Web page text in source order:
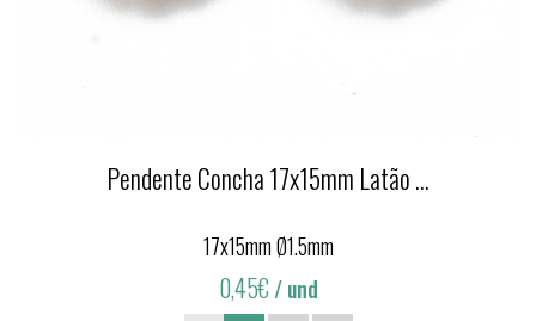
Pendente Concha 17x15mm Latão ...
17x15mm Ø1.5mm
0,45€/ und